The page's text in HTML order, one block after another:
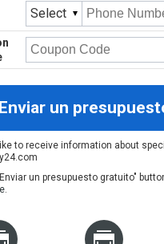
Select
Enviar un
to receive information about
un presupuesto gratuito"
.